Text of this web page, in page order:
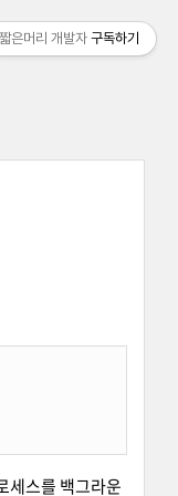
세스를 백그라운
짧은머리 개발자 구독하기